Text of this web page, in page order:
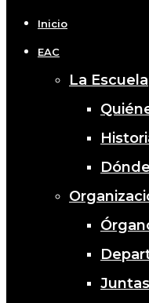
Inicio
EAC
La Escuela